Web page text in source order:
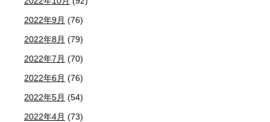
2022年9月 (76)
2022年8月 (79)
2022年7月 (70)
2022年6月 (76)
2022年5月 (54)
2022年4月 (73)